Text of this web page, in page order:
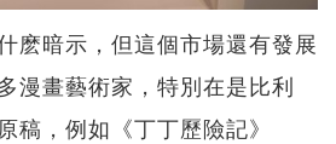
麽暗示，但這個市場還有發展
漫畫藝術家，特別在是比利
稿，例如《丁丁歷險記》